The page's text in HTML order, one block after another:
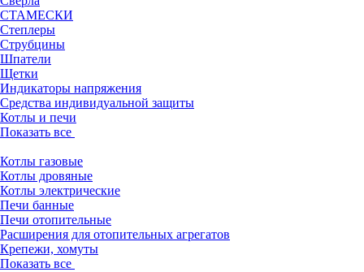
СТАМЕСКИ
Степлеры
Струбцины
Шпатели
Щетки
Индикаторы напряжения
Средства индивидуальной защиты
Котлы и печи
Показать все
Котлы газовые
Котлы дровяные
Котлы электрические
Печи банные
Печи отопительные
Расширения для отопительных агрегатов
Крепежи, хомуты
Показать все